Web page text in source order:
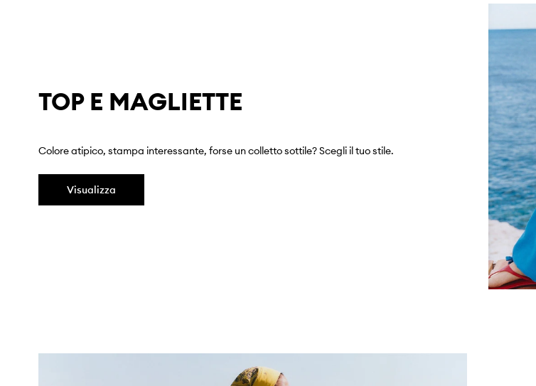
TOP E MAGLIETTE
Colore atipico, stampa interessante, forse un colletto sottile? Scegli il tuo stile.
Visualizza